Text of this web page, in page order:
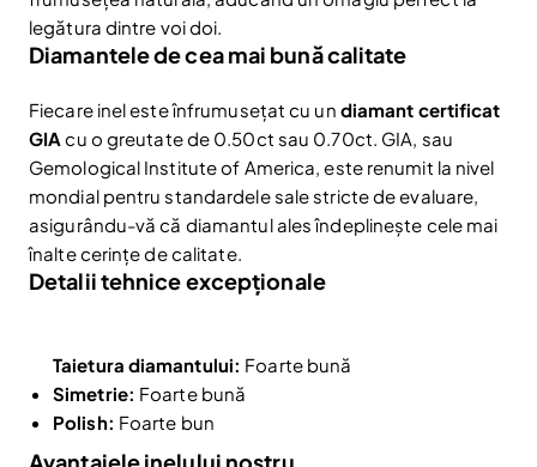
legătura dintre voi doi.
Diamantele de cea mai bună calitate
Fiecare inel este înfrumusețat cu un diamant certificat
GIA cu o greutate de 0.50ct sau 0.70ct. GIA, sau
Gemological Institute of America, este renumit la nivel
mondial pentru standardele sale stricte de evaluare,
asigurându-vă că diamantul ales îndeplinește cele mai
înalte cerințe de calitate.
Detalii tehnice excepționale
Taietura diamantului: Foarte bună
Simetrie: Foarte bună
Polish: Foarte bun
Avantajele inelului nostru